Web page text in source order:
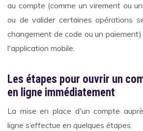
au compte (comme un virement ou
ou de valider certaines opérations
changement de code ou un
l'application mobile.
Les étapes pour ouvrir un
en ligne immédiatement
La mise en place d'un compte
ligne s’effectue en quelques étapes.